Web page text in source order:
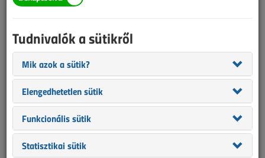
2022. április 1-jén megjelent magyar nyelven az MSZ EN IEC
60670-1:2022 Dobozok és burkolatok háztartási és hasonló
jellegű, rögzített villamos berendezések villamos szerelési
Tudnivalók a sütikről
Mik azok a sütik?
Elengedhetetlen sütik
Funkcionális sütik
Statisztikai sütik